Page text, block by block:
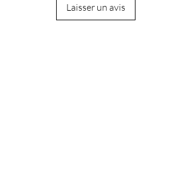
Laisser un avis